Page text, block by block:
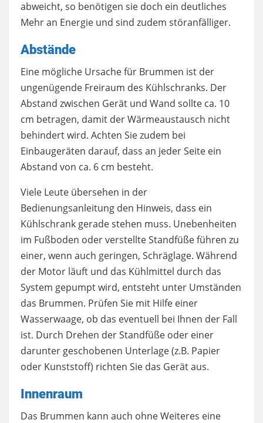
abweicht, so benötigen sie doch ein deutliches
Mehr an Energie und sind zudem störanfälliger.
Abstände
Eine mögliche Ursache für Brummen ist der
ungenügende Freiraum des Kühlschranks. Der
Abstand zwischen Gerät und Wand sollte ca. 10
cm betragen, damit der Wärmeaustausch nicht
behindert wird. Achten Sie zudem bei
Einbaugeräten darauf, dass an jeder Seite ein
Abstand von ca. 6 cm besteht.
Viele Leute übersehen in der
Bedienungsanleitung den Hinweis, dass ein
Kühlschrank gerade stehen muss. Unebenheiten
im Fußboden oder verstellte Standfüße führen zu
einer, wenn auch geringen, Schräglage. Während
der Motor läuft und das Kühlmittel durch das
System gepumpt wird, entsteht unter Umständen
das Brummen. Prüfen Sie mit Hilfe einer
Wasserwaage, ob das eventuell bei Ihnen der Fall
ist. Durch Drehen der Standfüße oder einer
darunter geschobenen Unterlage (z.B. Papier
oder Kunststoff) richten Sie das Gerät aus.
Innenraum
Das Brummen kann auch ohne Weiteres eine